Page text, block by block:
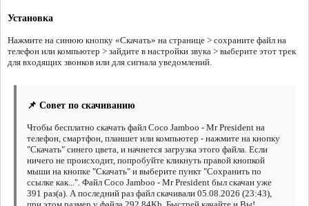
Установка
Нажмите на синюю кнопку «Скачать» на странице > сохраните файл на
телефон или компьютер > зайдите в настройки звука > выберите этот трек
для входящих звонков или для сигнала уведомлений.
📌 Совет по скачиванию
Чтобы бесплатно скачать файл Coco Jamboo - Mr President на
телефон, смартфон, планшет или компьютер - нажмите на кнопку
"Скачать" синего цвета, и начнется загрузка этого файла. Если
ничего не происходит, попробуйте кликнуть правой кнопкой
мыши на кнопке "Скачать" и выберите пункт "Сохранить по
ссылке как...". Файл Coco Jamboo - Mr President был скачан уже
391 раз(а). А последний раз файл скачивали 05.08.2026 (23:43),